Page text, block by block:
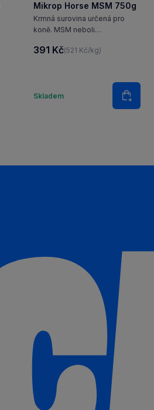
Mikrop Horse MSM 750g
Krmná surovina určená pro
koně. MSM neboli
organická sloučenina síry,
391 Kč(521 Kč/kg)
Skladem
Množství
Do